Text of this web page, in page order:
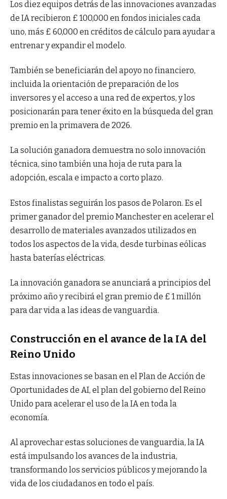
Los diez equipos detrás de las innovaciones avanzadas
de IA recibieron £ 100,000 en fondos iniciales cada
uno, más £ 60,000 en créditos de cálculo para ayudar a
entrenar y expandir el modelo.
También se beneficiarán del apoyo no financiero,
incluida la orientación de preparación de los
inversores y el acceso a una red de expertos, y los
posicionarán para tener éxito en la búsqueda del gran
premio en la primavera de 2026.
La solución ganadora demuestra no solo innovación
técnica, sino también una hoja de ruta para la
adopción, escala e impacto a corto plazo.
Estos finalistas seguirán los pasos de Polaron. Es el
primer ganador del premio Manchester en acelerar el
desarrollo de materiales avanzados utilizados en
todos los aspectos de la vida, desde turbinas eólicas
hasta baterías eléctricas.
La innovación ganadora se anunciará a principios del
próximo año y recibirá el gran premio de £ 1 millón
para dar vida a las ideas de vanguardia.
Construcción en el avance de la IA del
Reino Unido
Estas innovaciones se basan en el Plan de Acción de
Oportunidades de AI, el plan del gobierno del Reino
Unido para acelerar el uso de la IA en toda la
economía.
Al aprovechar estas soluciones de vanguardia, la IA
está impulsando los avances de la industria,
transformando los servicios públicos y mejorando la
vida de los ciudadanos en todo el país.